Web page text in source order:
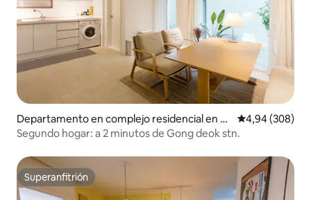
Departamento en complejo residencial en D
ohwa-dong, Mapo-gu
Calificación
4,94 (308)
Segundo hogar: a 2 minutos de Gong deok stn.
Superanfitrión
Superanfitrión